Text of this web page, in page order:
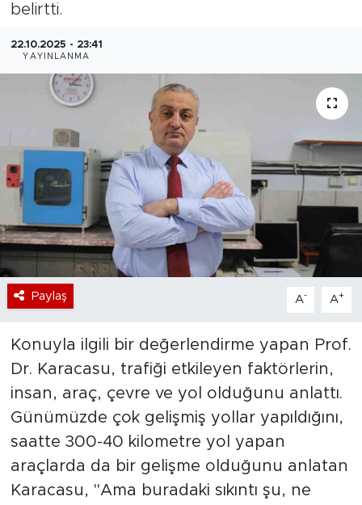
belirtti.
22.10.2025 - 23:41
YAYINLANMA
Paylaş A- A+
Konuyla ilgili bir değerlendirme yapan Prof.
Dr. Karacasu, trafiği etkileyen faktörlerin,
insan, araç, çevre ve yol olduğunu anlattı.
Günümüzde çok gelişmiş yollar yapıldığını,
saatte 300-40 kilometre yol yapan
araçlarda da bir gelişme olduğunu anlatan
Karacasu, "Ama buradaki sıkıntı şu, ne
Teknoloji
Magazin
Dünya
Sektör